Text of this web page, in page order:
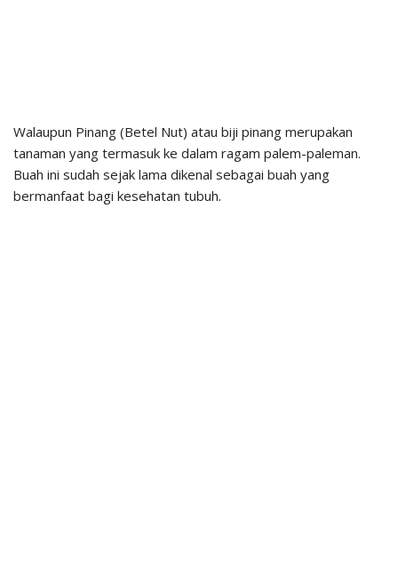
Walaupun Pinang (Betel Nut) atau biji pinang merupakan
tanaman yang termasuk ke dalam ragam palem-paleman.
Buah ini sudah sejak lama dikenal sebagai buah yang
bermanfaat bagi kesehatan tubuh.